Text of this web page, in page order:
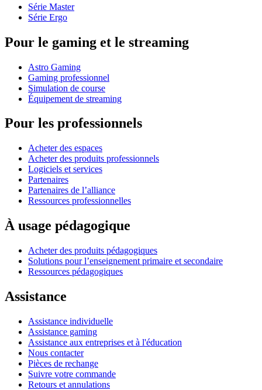
Série Master
Série Ergo
Pour le gaming et le streaming
Astro Gaming
Gaming professionnel
Simulation de course
Équipement de streaming
Pour les professionnels
Acheter des espaces
Acheter des produits professionnels
Logiciels et services
Partenaires
Partenaires de l’alliance
Ressources professionnelles
À usage pédagogique
Acheter des produits pédagogiques
Solutions pour l’enseignement primaire et secondaire
Ressources pédagogiques
Assistance
Assistance individuelle
Assistance gaming
Assistance aux entreprises et à l'éducation
Nous contacter
Pièces de rechange
Suivre votre commande
Retours et annulations